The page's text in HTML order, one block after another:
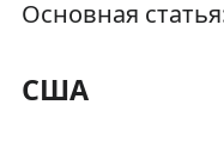
Основная
США